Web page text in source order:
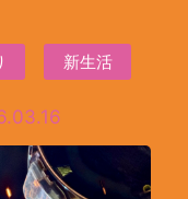
新生活